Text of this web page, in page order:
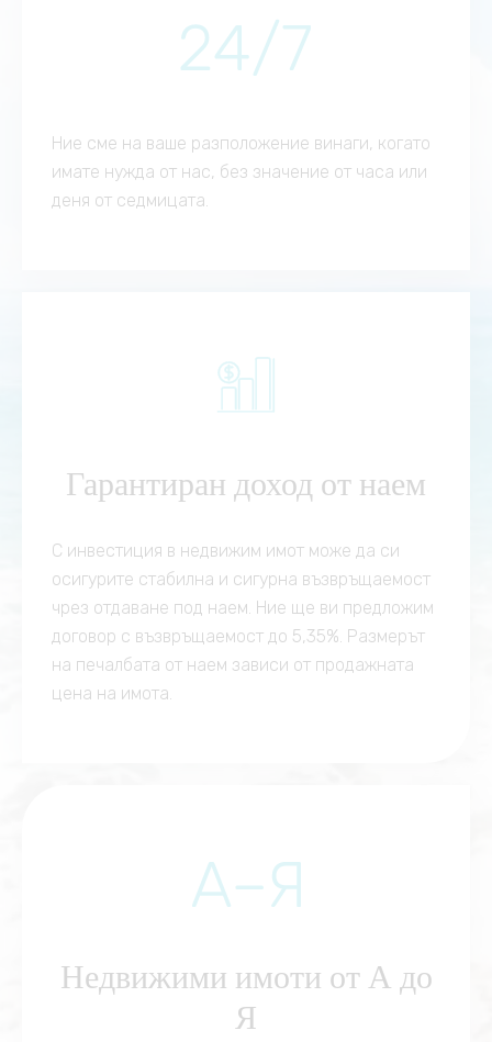
Ние сме на ваше разположение винаги, когато
имате нужда от нас, без значение от часа или
деня от седмицата.
Гарантиран доход от наем
С инвестиция в недвижим имот може да си
осигурите стабилна и сигурна възвръщаемост
чрез отдаване под наем. Ние ще ви предложим
договор с възвръщаемост до 5,35%. Размерът
на печалбата от наем зависи от продажната
цена на имота.
Недвижими имоти от А до
Я